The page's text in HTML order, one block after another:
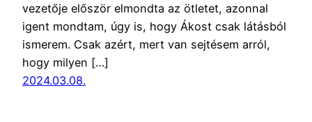
vezetője először elmondta az ötletet, azonnal
igent mondtam, úgy is, hogy Ákost csak látásból
ismerem. Csak azért, mert van sejtésem arról,
hogy milyen […]
2024.03.08.